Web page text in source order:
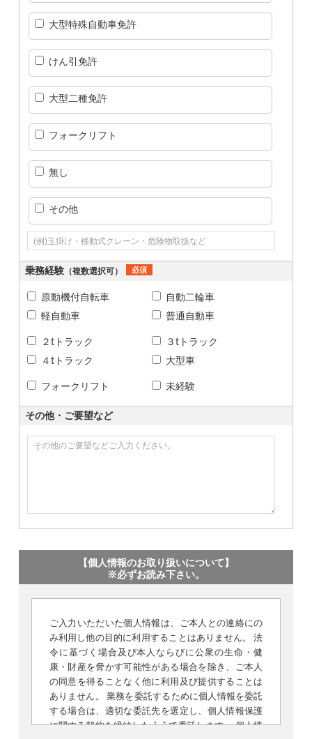
大型特殊自動車免許
けん引免許
大型二種免許
フォークリフト
無し
その他
乗務経験（複数選択可） 必須
原動機付自転車
自動二輪車
軽自動車
普通自動車
２tトラック
３tトラック
４tトラック
大型車
フォークリフト 未経験
その他・ご要望など
【個人情報のお取り扱いについて】
※必ずお読み下さい。
ご入力いただいた個人情報は、ご本人との連絡にの
み利用し他の目的に利用することはありません。 法
令に基づく場合及び本人ならびに公衆の生命・健
康・財産を脅かす可能性がある場合を除き、ご本人
の同意を得ることなく他に利用及び提供することは
ありません。 業務を委託するために個人情報を委託
する場合は、適切な委託先を選定し、個人情報保護
に関する契約を締結したうえで委託します。 個人情